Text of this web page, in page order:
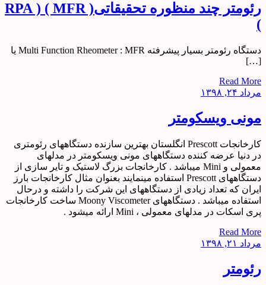
رئومتر چند منظوره تحقیقاتی( MFR ) ( RPA
)
دستگاه رئومتر بسیار پیشرفته Multi Function Rheometer : MFR یا
[…]
Read More
مرداد ۲۴, ۱۳۹۸
مونی ویسکومتر
کارخانجات Prescott انگلستان بهترین سازنده دستگاههای رئومتری
در دنیا عرضه کننده دستگاههای مونی ویسکومتر در مدلهای
معمولی و Mini میباشد . کارخانجات بزرگ لاستیک و تایر سازی از
دستگاههای Prescott استفاده مینمایند بعنوان مثال کارخانجات بارز
ایران که تعداد زیادی از دستگاههای این شرکت را داشته و درحال
استفاده میباشد . دستگاههای Moony Viscometer ساخت کارخانجات
پری اسکات در مدلهای معمولی ، Mini ارائه میشود .
Read More
مرداد ۲۱, ۱۳۹۸
رئومتر